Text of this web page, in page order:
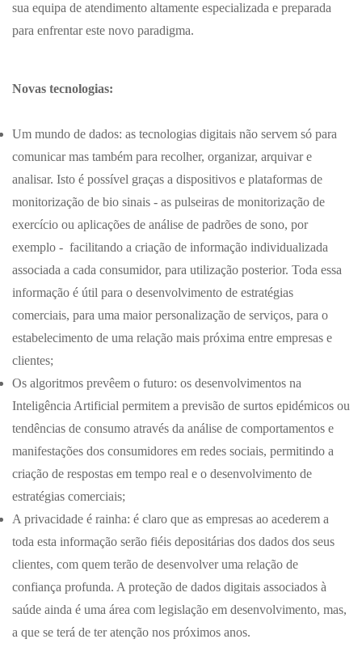
sua equipa de atendimento altamente especializada e preparada
para enfrentar este novo paradigma.
Novas tecnologias:
Um mundo de dados: as tecnologias digitais não servem só para
comunicar mas também para recolher, organizar, arquivar e
analisar. Isto é possível graças a dispositivos e plataformas de
monitorização de bio sinais - as pulseiras de monitorização de
exercício ou aplicações de análise de padrões de sono, por
exemplo - facilitando a criação de informação individualizada
associada a cada consumidor, para utilização posterior. Toda essa
informação é útil para o desenvolvimento de estratégias
comerciais, para uma maior personalização de serviços, para o
estabelecimento de uma relação mais próxima entre empresas e
clientes;
Os algoritmos prevêem o futuro: os desenvolvimentos na
Inteligência Artificial permitem a previsão de surtos epidémicos ou
tendências de consumo através da análise de comportamentos e
manifestações dos consumidores em redes sociais, permitindo a
criação de respostas em tempo real e o desenvolvimento de
estratégias comerciais;
A privacidade é rainha: é claro que as empresas ao acederem a
toda esta informação serão fiéis depositárias dos dados dos seus
clientes, com quem terão de desenvolver uma relação de
confiança profunda. A proteção de dados digitais associados à
saúde ainda é uma área com legislação em desenvolvimento, mas,
a que se terá de ter atenção nos próximos anos.